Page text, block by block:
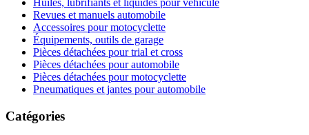
Huiles, lubrifiants et liquides pour véhicule
Revues et manuels automobile
Accessoires pour motocyclette
Équipements, outils de garage
Pièces détachées pour trial et cross
Pièces détachées pour automobile
Pièces détachées pour motocyclette
Pneumatiques et jantes pour automobile
Catégories